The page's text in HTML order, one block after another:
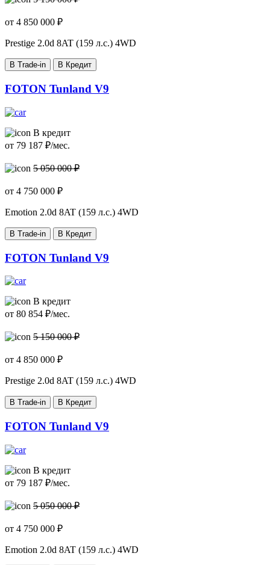
от 4 850 000 ₽
Prestige 2.0d 8AT (159 л.с.) 4WD
В Trade-in В Кредит
FOTON Tunland V9
В кредит
от 79 187 ₽/мес.
5 050 000 ₽
от 4 750 000 ₽
Emotion 2.0d 8AT (159 л.с.) 4WD
В Trade-in В Кредит
FOTON Tunland V9
В кредит
от 80 854 ₽/мес.
5 150 000 ₽
от 4 850 000 ₽
Prestige 2.0d 8AT (159 л.с.) 4WD
В Trade-in В Кредит
FOTON Tunland V9
В кредит
от 79 187 ₽/мес.
5 050 000 ₽
от 4 750 000 ₽
Emotion 2.0d 8AT (159 л.с.) 4WD